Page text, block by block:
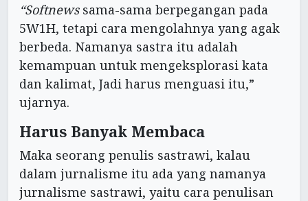
“Softnewssama-sama berpegangan pada
5W1H, tetapi cara mengolahnya yang agak
berbeda. Namanya sastra itu adalah
kemampuan untuk mengeksplorasi kata
dan kalimat, Jadi harus menguasi itu,”
ujarnya.
Harus Banyak Membaca
Maka seorang penulis sastrawi, kalau
dalam jurnalisme itu ada yang namanya
jurnalisme sastrawi, yaitu cara penulisan